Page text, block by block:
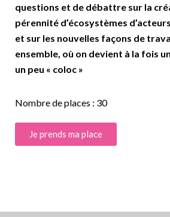
questions et de débattre sur la
pérennité d’écosystèmes
et sur les nouvelles façons de
ensemble, où on devient à la fois
un peu « coloc »
Nombre de places : 30
Je prends ma place